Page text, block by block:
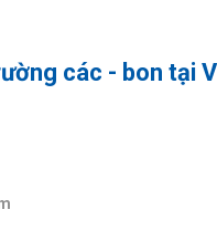
các - bon tại